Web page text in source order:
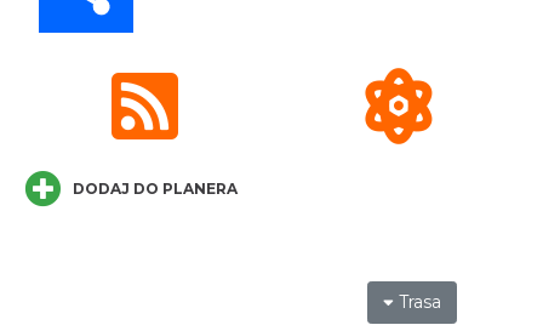
0.26 km
2026-10-18
DODAJ DO PLANERA
Trasa